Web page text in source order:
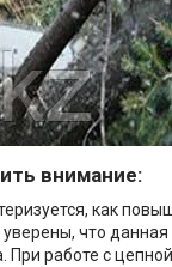
внимание:
как
что
работе с